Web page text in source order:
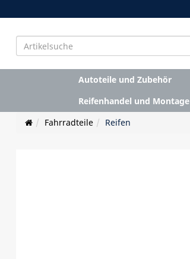
Autoteile und Zubehör
Reifenhandel und Montage
Fahrradteile
Reifen